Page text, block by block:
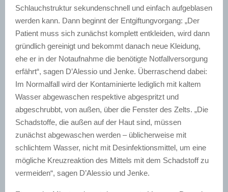
Schlauchstruktur sekundenschnell und einfach aufgeblasen
werden kann. Dann beginnt der Entgiftungvorgang: „Der
Patient muss sich zunächst komplett entkleiden, wird dann
gründlich gereinigt und bekommt danach neue Kleidung,
ehe er in der Notaufnahme die benötigte Notfallversorgung
erfährt“, sagen D’Alessio und Jenke. Überraschend dabei:
Im Normalfall wird der Kontaminierte lediglich mit kaltem
Wasser abgewaschen respektive abgespritzt und
abgeschrubbt, von außen, über die Fenster des Zelts. „Die
Schadstoffe, die außen auf der Haut sind, müssen
zunächst abgewaschen werden – üblicherweise mit
schlichtem Wasser, nicht mit Desinfektionsmittel, um eine
mögliche Kreuzreaktion des Mittels mit dem Schadstoff zu
vermeiden“, sagen D’Alessio und Jenke.